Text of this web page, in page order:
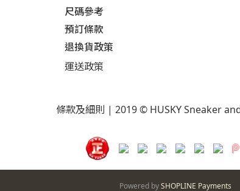
尺碼參考
預訂條款
退換貨政策​
運送政策​
條款及細則 | 2019 © HUSKY Sneaker
Powered bySHOPLINE Payments